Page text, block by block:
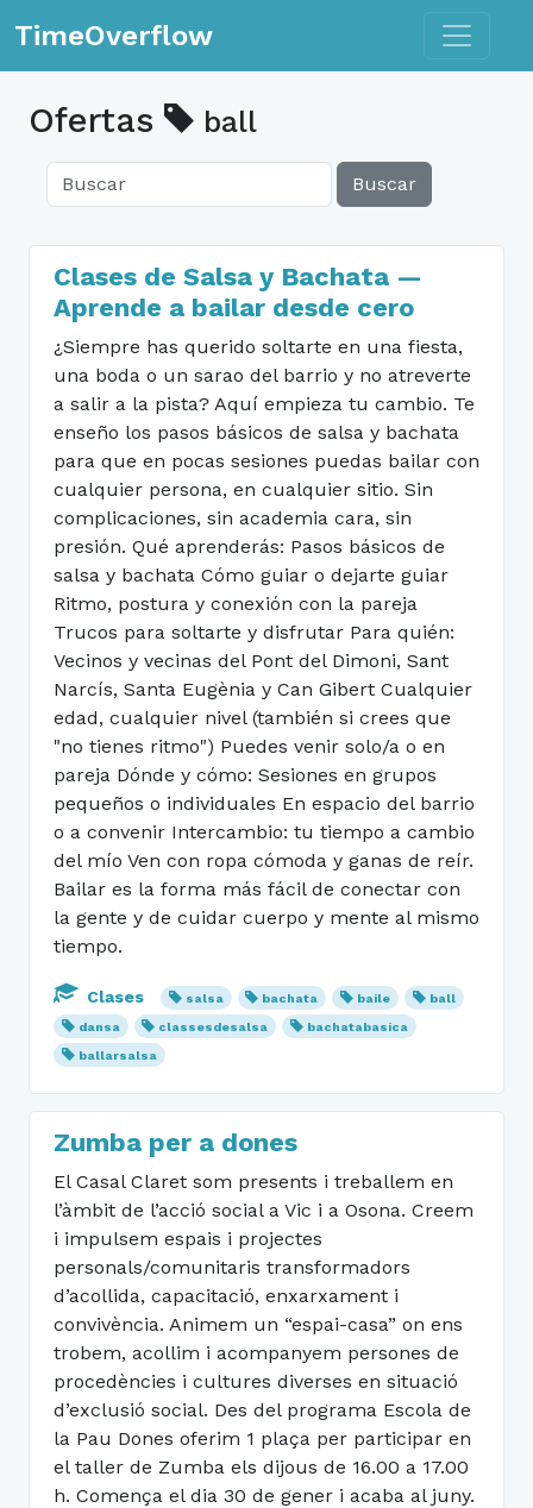
TimeOverflow Toggle
Ofertas ball
Buscar
Clases de Salsa y Bachata —
Aprende a bailar desde cero
¿Siempre has querido soltarte en una fiesta,
una boda o un sarao del barrio y no atreverte
a salir a la pista? Aquí empieza tu cambio. Te
enseño los pasos básicos de salsa y bachata
para que en pocas sesiones puedas bailar con
cualquier persona, en cualquier sitio. Sin
complicaciones, sin academia cara, sin
presión. Qué aprenderás: Pasos básicos de
salsa y bachata Cómo guiar o dejarte guiar
Ritmo, postura y conexión con la pareja
Trucos para soltarte y disfrutar Para quién:
Vecinos y vecinas del Pont del Dimoni, Sant
Narcís, Santa Eugènia y Can Gibert Cualquier
edad, cualquier nivel (también si crees que
"no tienes ritmo") Puedes venir solo/a o en
pareja Dónde y cómo: Sesiones en grupos
pequeños o individuales En espacio del barrio
o a convenir Intercambio: tu tiempo a cambio
del mío Ven con ropa cómoda y ganas de reír.
Bailar es la forma más fácil de conectar con
la gente y de cuidar cuerpo y mente al mismo
tiempo.
Clases salsa bachata baile
ball
dansa
classesdesalsa
bachatabasica
ballarsalsa
Zumba per a dones
El Casal Claret som presents i treballem en
l’àmbit de l’acció social a Vic i a Osona. Creem
i impulsem espais i projectes
personals/comunitaris transformadors
d’acollida, capacitació, enxarxament i
convivència. Animem un “espai-casa” on ens
trobem, acollim i acompanyem persones de
procedències i cultures diverses en situació
d’exclusió social. Des del programa Escola de
la Pau Dones oferim 1 plaça per participar en
el taller de Zumba els dijous de 16.00 a 17.00
h. Comença el dia 30 de gener i acaba al juny.